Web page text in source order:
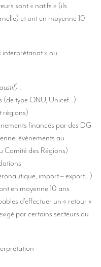
»
sont « natifs » (ils
et ont en moyenne 10
interprétariat » ou
:
(de type ONU, Unicef…)
régions)
financés par des DG
événements au
Comité des Régions)
import – export…)
en moyenne 10 ans
d’effectuer un « retour »
par certains secteurs du